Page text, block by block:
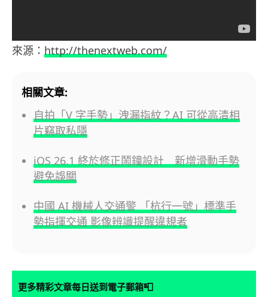
來源： http://thenextweb.com/
相關文章:
自拍「V 字手勢」洩漏指紋？AI 可從高清相
片竊取私隱
iOS 26.1 終於修正鬧鐘設計 新增滑動手勢
避免誤關
中國 AI 機械人交通警 「杭行一號」標準手
勢指揮交通 影像辨識提醒違規者
更多精彩文章每日送到電子郵箱📮